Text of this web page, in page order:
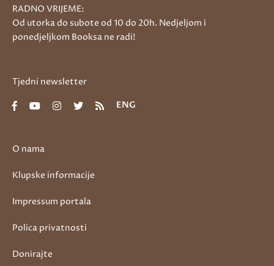
O nama
Klupske informacije
Impressum portala
Polica privatnosti
Donirajte
RADNO VRIJEME:
Od utorka do subote od 10 do 20h. Nedjeljom i
ponedjeljkom Booksa ne radi!
Tjedni newsletter
ENG